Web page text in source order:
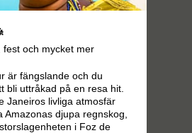
fest och mycket mer
är fängslande och du
bli uttråkad på en resa hit.
Janeiros livliga atmosfär
Amazonas djupa regnskog,
i Foz de